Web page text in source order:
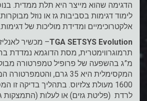
הדגימה שהוא מייצר היא תלת ממדית.
לימוד דגימות בסביבות גז או נוזל מבוקרות,
אלקטרוכימיים ומדידת מוליכות של דגימות.
TGA SETSYS Evolution– מכשיר
מ”ג בהשפעה של פרופיל טמפרטורה
המקסימלית היא 35 גרם,
1600 מעולת צלזיוס. בתהליך בדיקה זו
לרדת (פליטת גזים) או לעלות (התמצקות